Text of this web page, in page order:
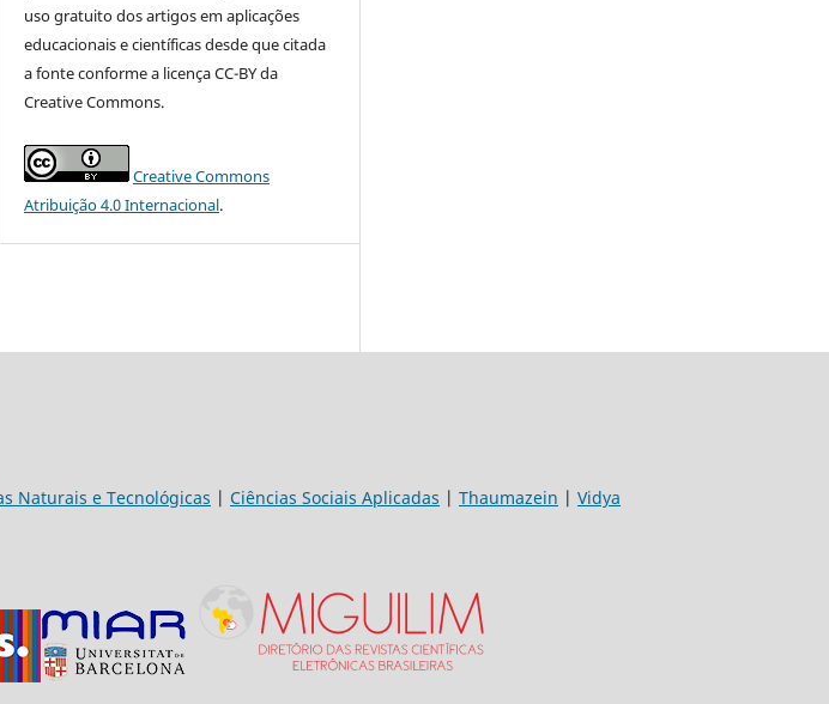
uso gratuito dos artigos em aplicações
educacionais e científicas desde que citada
a fonte conforme a licença CC-BY da
Creative Commons.
Creative Commons
Atribuição 4.0 Internacional.
Naturais e Tecnológicas | Ciências Sociais Aplicadas | Thaumazein | Vidya